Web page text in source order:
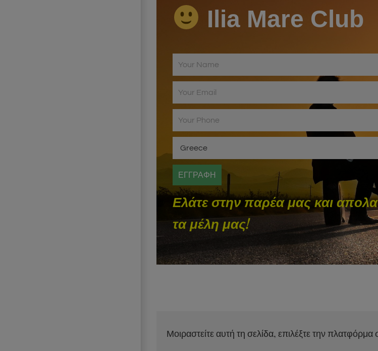
Ilia Mare Club
Ελάτε στην παρέα μας και
τα μέλη μας!
Μοιραστείτε αυτή τη σελίδα, επιλέξτε την πλατφόρμα